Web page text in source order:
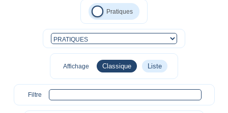
Affichage Classique Liste
Filtre